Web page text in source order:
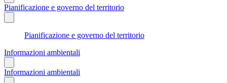
Pianificazione e governo del territorio
Pianificazione e governo del territorio
Informazioni ambientali
Informazioni ambientali